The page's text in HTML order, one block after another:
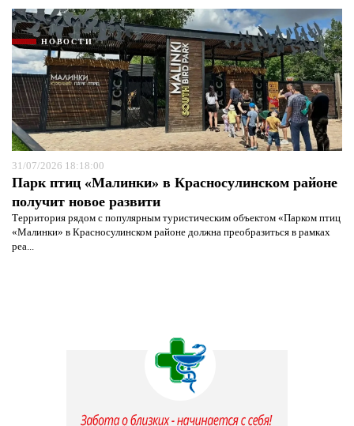
НОВОСТИ
31/07/2026 18:18:00
Парк птиц «Малинки» в Красносулинском районе
получит новое развити
Территория рядом с популярным туристическим объектом «Парком птиц
«Малинки» в Красносулинском районе должна преобразиться в рамках
реа...